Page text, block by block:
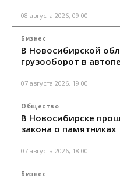
08 августа 2026, 09:00
Бизнес
В Новосибирской
грузооборот в
07 августа 2026, 19:00
Общество
В Новосибирске
закона о памятниках
07 августа 2026, 18:00
Бизнес